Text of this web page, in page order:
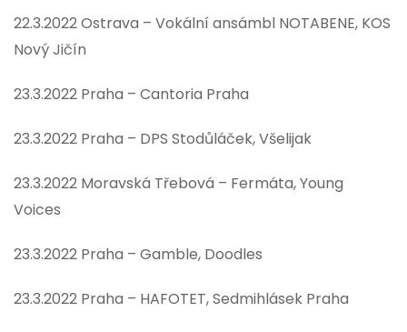
22.3.2022 Ostrava – Vokální ansámbl NOTABENE, KOS
Nový Jičín
23.3.2022 Praha – Cantoria Praha
23.3.2022 Praha – DPS Stodůláček, Všelijak
23.3.2022 Moravská Třebová – Fermáta, Young
Voices
23.3.2022 Praha – Gamble, Doodles
23.3.2022 Praha – HAFOTET, Sedmihlásek Praha